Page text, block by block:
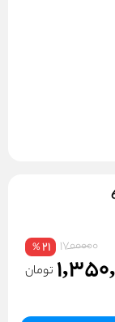
1700000
21
%
تومان